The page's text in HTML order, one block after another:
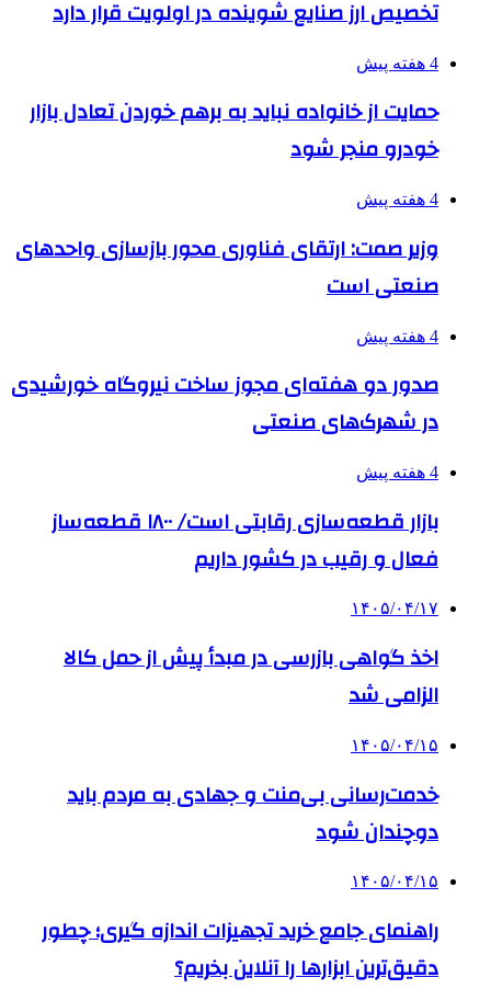
تخصیص ارز صنایع شوینده در اولویت قرار دارد
4 هفته پیش
حمایت از خانواده نباید به برهم خوردن تعادل بازار
خودرو منجر شود
4 هفته پیش
وزیر صمت: ارتقای فناوری محور بازسازی واحدهای
صنعتی است
4 هفته پیش
صدور دو هفته‌ای مجوز ساخت نیروگاه خورشیدی
در شهرک‌های صنعتی
4 هفته پیش
بازار قطعه‌سازی رقابتی است/ ۱۸۰۰ قطعه‌ساز
فعال و رقیب در کشور داریم
۱۴۰۵/۰۴/۱۷
اخذ گواهی بازرسی در مبدأ پیش از حمل کالا
الزامی شد
۱۴۰۵/۰۴/۱۵
خدمت‌رسانی بی‌منت و جهادی به مردم باید
دوچندان شود
۱۴۰۵/۰۴/۱۵
راهنمای جامع خرید تجهیزات اندازه گیری؛ چطور
دقیق‌ترین ابزارها را آنلاین بخریم؟